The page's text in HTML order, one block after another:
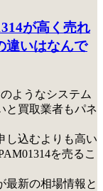
が高く売れ
違いはなんで
ようなシステム
と買取業者もパネ
し込むよりも高い
を売るこ
最新の相場情報と